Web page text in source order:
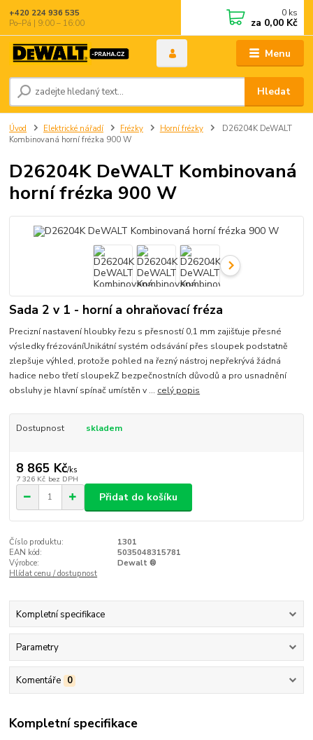
Menu
Hledat
+420 224 936 535
Po–Pá | 9:00 – 16:00
0 ks
za 0,00 Kč
Úvod Elektrické nářadí Frézky Horní frézky
D26204K DeWALT
Kombinovaná horní frézka 900 W
D26204K DeWALT Kombinovaná
horní frézka 900 W
Sada 2 v 1 - horní a ohraňovací fréza
Precizní nastavení hloubky řezu s přesností 0,1 mm zajišťuje přesné
výsledky frézováníUnikátní systém odsávání přes sloupek podstatně
zlepšuje výhled, protože pohled na řezný nástroj nepřekrývá žádná
hadice nebo třetí sloupekZ bezpečnostních důvodů a pro usnadnění
obsluhy je hlavní spínač umístěn v ... celý popis
Dostupnost skladem
8 865 Kč/ks
7 326 Kč bez DPH
Přidat do košíku
Číslo produktu:
1301
EAN kód:
5035048315781
Výrobce:
Dewalt ®
Hlídat cenu / dostupnost
Kompletní specifikace
Parametry
Komentáře 0
Kompletní specifikace